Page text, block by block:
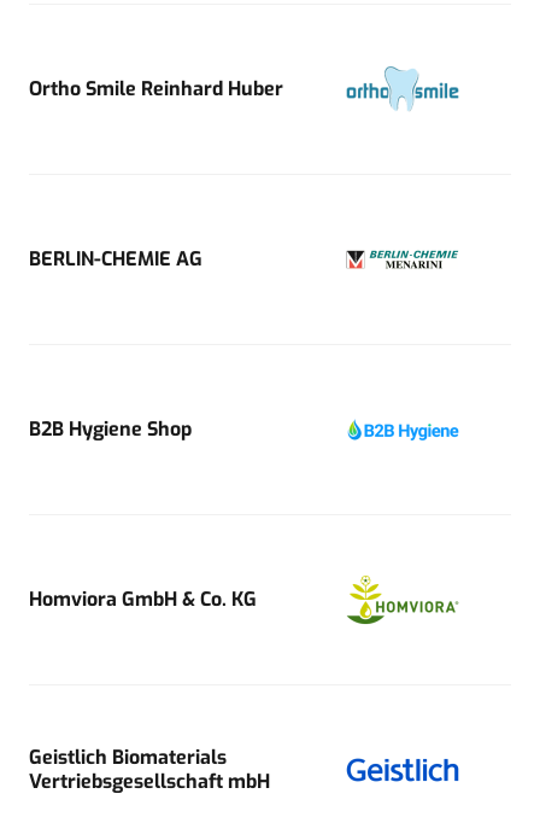
Ortho Smile Reinhard Huber
BERLIN-CHEMIE AG
B2B Hygiene Shop
Homviora GmbH & Co. KG
Geistlich Biomaterials
Vertriebsgesellschaft mbH